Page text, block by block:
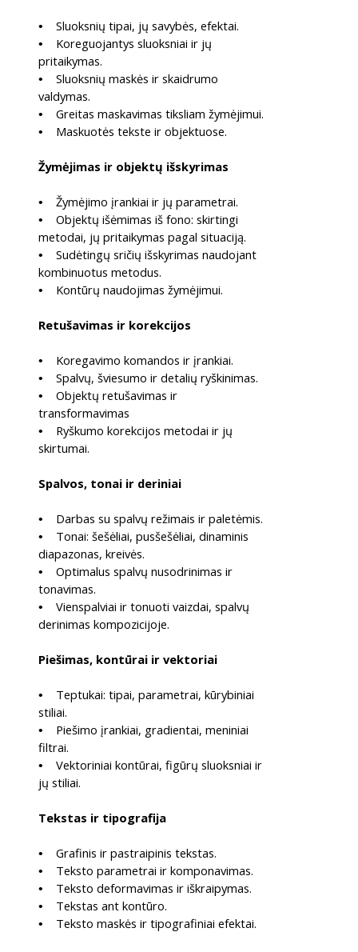
• Sluoksnių tipai, jų savybės, efektai.
•
Koreguojantys sluoksniai ir jų
pritaikymas.
•
Sluoksnių maskės ir skaidrumo
valdymas.
• Greitas maskavimas tiksliam žymėjimui.
• Maskuotės tekste ir objektuose.
Žymėjimas ir objektų išskyrimas
• Žymėjimo įrankiai ir jų parametrai.
•
Objektų išėmimas iš fono: skirtingi
metodai, jų pritaikymas pagal situaciją.
•
Sudėtingų sričių išskyrimas naudojant
kombinuotus metodus.
• Kontūrų naudojimas žymėjimui.
Retušavimas ir korekcijos
• Koregavimo komandos ir įrankiai.
• Spalvų, šviesumo ir detalių ryškinimas.
•
Objektų retušavimas ir
transformavimas
•
Ryškumo korekcijos metodai ir jų
skirtumai.
Spalvos, tonai ir deriniai
• Darbas su spalvų režimais ir paletėmis.
•
Tonai: šešėliai, pusšešėliai, dinaminis
diapazonas, kreivės.
•
Optimalus spalvų nusodrinimas ir
tonavimas.
•
Vienspalviai ir tonuoti vaizdai, spalvų
derinimas kompozicijoje.
Piešimas, kontūrai ir vektoriai
•
Teptukai: tipai, parametrai, kūrybiniai
stiliai.
•
Piešimo įrankiai, gradientai, meniniai
filtrai.
•
Vektoriniai kontūrai, figūrų sluoksniai ir
jų stiliai.
Tekstas ir tipografija
• Grafinis ir pastraipinis tekstas.
• Teksto parametrai ir komponavimas.
• Teksto deformavimas ir iškraipymas.
• Tekstas ant kontūro.
• Teksto maskės ir tipografiniai efektai.